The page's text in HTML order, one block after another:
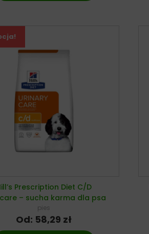
Prescription Diet C/D
– sucha karma dla psa
pies
Od: 58,29 zł